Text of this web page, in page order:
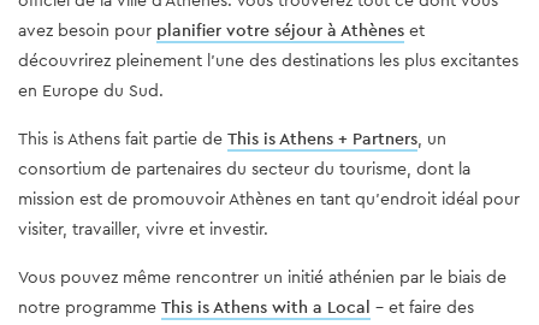
avez besoin pour planifier votre séjour à Athènes et
découvrirez pleinement l’une des destinations les plus excitantes
en Europe du Sud.
This is Athens fait partie de This is Athens + Partners, un
consortium de partenaires du secteur du tourisme, dont la
mission est de promouvoir Athènes en tant qu’endroit idéal pour
visiter, travailler, vivre et investir.
Vous pouvez même rencontrer un initié athénien par le biais de
notre programme This is Athens with a Local - et faire des